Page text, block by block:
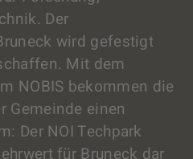
Der
wird gefestigt
Mit dem
NOBIS bekommen die
Gemeinde einen
Der NOI Techpark
für Bruneck dar